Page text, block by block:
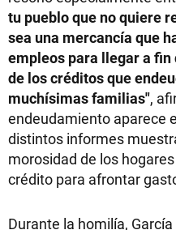
tu pueblo que no quiere
sea una mercancía que
empleos para llegar a fin
de los créditos que
muchísimas familias",
endeudamiento aparece
distintos informes
morosidad de los
crédito para afrontar
Durante la homilía,